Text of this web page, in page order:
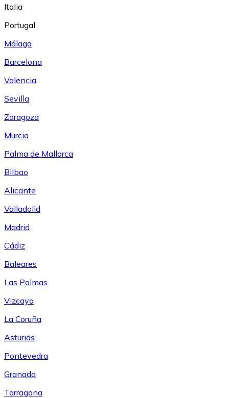
Italia
Portugal
Málaga
Barcelona
Valencia
Sevilla
Zaragoza
Murcia
Palma de Mallorca
Bilbao
Alicante
Valladolid
Madrid
Cádiz
Baleares
Las Palmas
Vizcaya
La Coruña
Asturias
Pontevedra
Granada
Tarragona